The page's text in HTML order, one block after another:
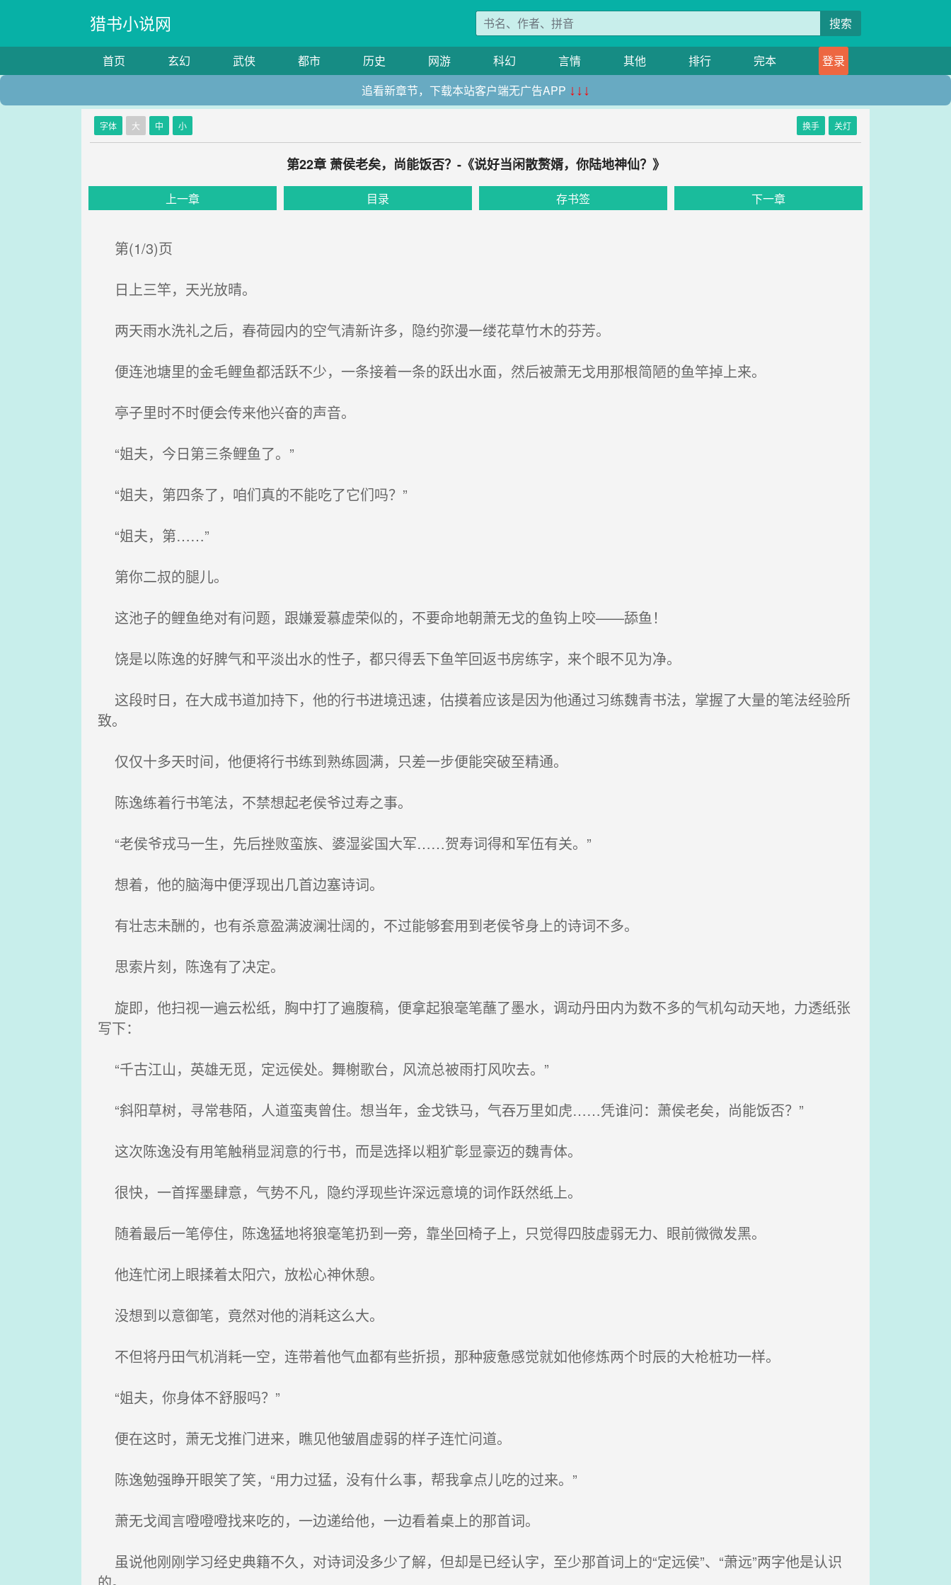
猎书小说网 搜索
首页 玄幻 武侠 都市 历史 网游 科幻 言情 其他 排行 完本
登录
追看新章节，下载本站客户端无广告APP ↓↓↓
字体 大 中 小 换手 关灯
第22章 萧侯老矣，尚能饭否？-《说好当闲散赘婿，你陆地神仙？》
上一章 目录 存书签 下一章
第(1/3)页
日上三竿，天光放晴。
两天雨水洗礼之后，春荷园内的空气清新许多，隐约弥漫一缕花草竹木的芬芳。
便连池塘里的金毛鲤鱼都活跃不少，一条接着一条的跃出水面，然后被萧无戈用那根简陋的鱼竿掉上来。
亭子里时不时便会传来他兴奋的声音。
“姐夫，今日第三条鲤鱼了。”
“姐夫，第四条了，咱们真的不能吃了它们吗？”
“姐夫，第……”
第你二叔的腿儿。
这池子的鲤鱼绝对有问题，跟嫌爱慕虚荣似的，不要命地朝萧无戈的鱼钩上咬——舔鱼！
饶是以陈逸的好脾气和平淡出水的性子，都只得丢下鱼竿回返书房练字，来个眼不见为净。
这段时日，在大成书道加持下，他的行书进境迅速，估摸着应该是因为他通过习练魏青书法，掌握了大量的笔法经验所
致。
仅仅十多天时间，他便将行书练到熟练圆满，只差一步便能突破至精通。
陈逸练着行书笔法，不禁想起老侯爷过寿之事。
“老侯爷戎马一生，先后挫败蛮族、婆湿娑国大军……贺寿词得和军伍有关。”
想着，他的脑海中便浮现出几首边塞诗词。
有壮志未酬的，也有杀意盈满波澜壮阔的，不过能够套用到老侯爷身上的诗词不多。
思索片刻，陈逸有了决定。
旋即，他扫视一遍云松纸，胸中打了遍腹稿，便拿起狼毫笔蘸了墨水，调动丹田内为数不多的气机勾动天地，力透纸张
写下：
“千古江山，英雄无觅，定远侯处。舞榭歌台，风流总被雨打风吹去。”
“斜阳草树，寻常巷陌，人道蛮夷曾住。想当年，金戈铁马，气吞万里如虎……凭谁问：萧侯老矣，尚能饭否？”
这次陈逸没有用笔触稍显润意的行书，而是选择以粗犷彰显豪迈的魏青体。
很快，一首挥墨肆意，气势不凡，隐约浮现些许深远意境的词作跃然纸上。
随着最后一笔停住，陈逸猛地将狼毫笔扔到一旁，靠坐回椅子上，只觉得四肢虚弱无力、眼前微微发黑。
他连忙闭上眼揉着太阳穴，放松心神休憩。
没想到以意御笔，竟然对他的消耗这么大。
不但将丹田气机消耗一空，连带着他气血都有些折损，那种疲惫感觉就如他修炼两个时辰的大枪桩功一样。
“姐夫，你身体不舒服吗？”
便在这时，萧无戈推门进来，瞧见他皱眉虚弱的样子连忙问道。
陈逸勉强睁开眼笑了笑，“用力过猛，没有什么事，帮我拿点儿吃的过来。”
萧无戈闻言噔噔噔找来吃的，一边递给他，一边看着桌上的那首词。
虽说他刚刚学习经史典籍不久，对诗词没多少了解，但却是已经认字，至少那首词上的“定远侯”、“萧远”两字他是认识